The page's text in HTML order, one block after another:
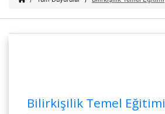
Bilirkişilik Temel Eğitimi